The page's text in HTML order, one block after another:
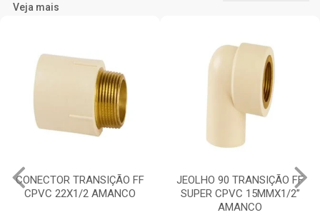
Veja mais
CONECTOR TRANSIÇÃO FF
CPVC 22X1/2 AMANCO
JEOLHO 90 TRANSIÇÃO FF
SUPER CPVC 15MMX1/2”
AMANCO